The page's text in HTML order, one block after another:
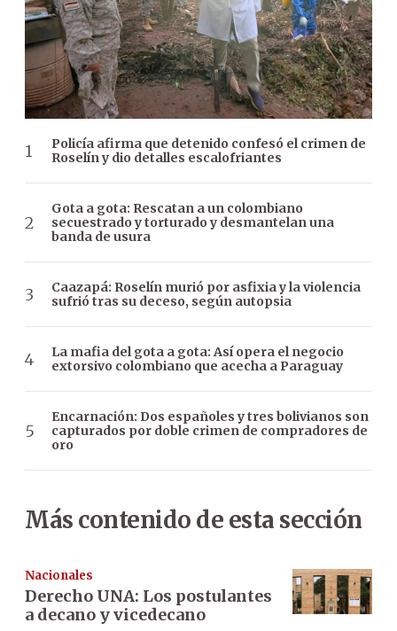
Policía afirma que detenido confesó el crimen de
Roselín y dio detalles escalofriantes
Gota a gota: Rescatan a un colombiano
secuestrado y torturado y desmantelan una
banda de usura
Caazapá: Roselín murió por asfixia y la violencia
sufrió tras su deceso, según autopsia
La mafia del gota a gota: Así opera el negocio
extorsivo colombiano que acecha a Paraguay
Encarnación: Dos españoles y tres bolivianos son
capturados por doble crimen de compradores de
oro
Más contenido de esta sección
Nacionales
Derecho UNA: Los postulantes
a decano y vicedecano